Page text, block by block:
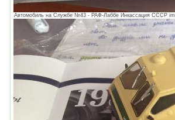
Автомобиль на Службе №43 - РАФ-Лаббе Инкассация СССР